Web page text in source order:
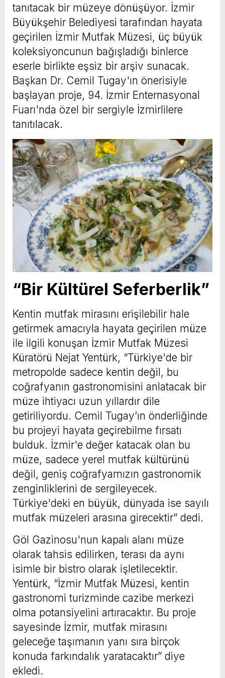
tanıtacak bir müzeye dönüşüyor. İzmir
Büyükşehir Belediyesi tarafından hayata
geçirilen İzmir Mutfak Müzesi, üç büyük
koleksiyoncunun bağışladığı binlerce
eserle birlikte eşsiz bir arşiv sunacak.
Başkan Dr. Cemil Tugay'ın önerisiyle
başlayan proje, 94. İzmir Enternasyonal
Fuarı'nda özel bir sergiyle İzmirlilere
tanıtılacak.
“Bir Kültürel Seferberlik”
Kentin mutfak mirasını erişilebilir hale
getirmek amacıyla hayata geçirilen müze
ile ilgili konuşan İzmir Mutfak Müzesi
Küratörü Nejat Yentürk, “Türkiye'de bir
metropolde sadece kentin değil, bu
coğrafyanın gastronomisini anlatacak bir
müze ihtiyacı uzun yıllardır dile
getiriliyordu. Cemil Tugay’ın önderliğinde
bu projeyi hayata geçirebilme fırsatı
bulduk. İzmir'e değer katacak olan bu
müze, sadece yerel mutfak kültürünü
değil, geniş coğrafyamızın gastronomik
zenginliklerini de sergileyecek.
Türkiye'deki en büyük, dünyada ise sayılı
mutfak müzeleri arasına girecektir” dedi.
Göl Gazinosu'nun kapalı alanı müze
olarak tahsis edilirken, terası da aynı
isimle bir bistro olarak işletilecektir.
Yentürk, “İzmir Mutfak Müzesi, kentin
gastronomi turizminde cazibe merkezi
olma potansiyelini artıracaktır. Bu proje
sayesinde İzmir, mutfak mirasını
geleceğe taşımanın yanı sıra birçok
konuda farkındalık yaratacaktır” diye
ekledi.